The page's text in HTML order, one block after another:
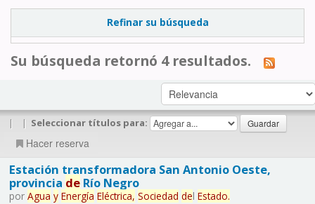
Refinar su búsqueda
Su búsqueda retornó 4 resultados.
| | Seleccionar títulos para:
Hacer reserva
Estación transformadora San Antonio Oeste,
provincia deRío Negro
por Agua y Energía Eléctrica, Sociedad del Estado.